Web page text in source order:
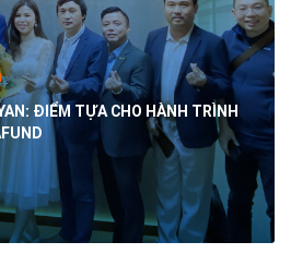
ĐIỂM TỰA CHO HÀNH TRÌNH